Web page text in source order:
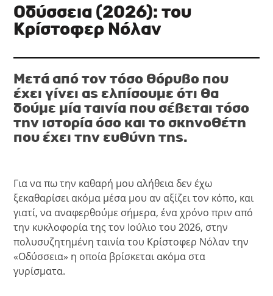
Οδύσσεια (2026): του
Κρίστοφερ Νόλαν
Μετά από τον τόσο θόρυβο που
έχει γίνει ας ελπίσουμε ότι θα
δούμε μία ταινία που σέβεται τόσο
την ιστορία όσο και το σκηνοθέτη
που έχει την ευθύνη της.
Για να πω την καθαρή μου αλήθεια δεν έχω
ξεκαθαρίσει ακόμα μέσα μου αν αξίζει τον κόπο, και
γιατί, να αναφερθούμε σήμερα, ένα χρόνο πριν από
την κυκλοφορία της τον Ιούλιο του 2026, στην
πολυσυζητημένη ταινία του Κρίστοφερ Νόλαν την
«Οδύσσεια» η οποία βρίσκεται ακόμα στα
γυρίσματα.